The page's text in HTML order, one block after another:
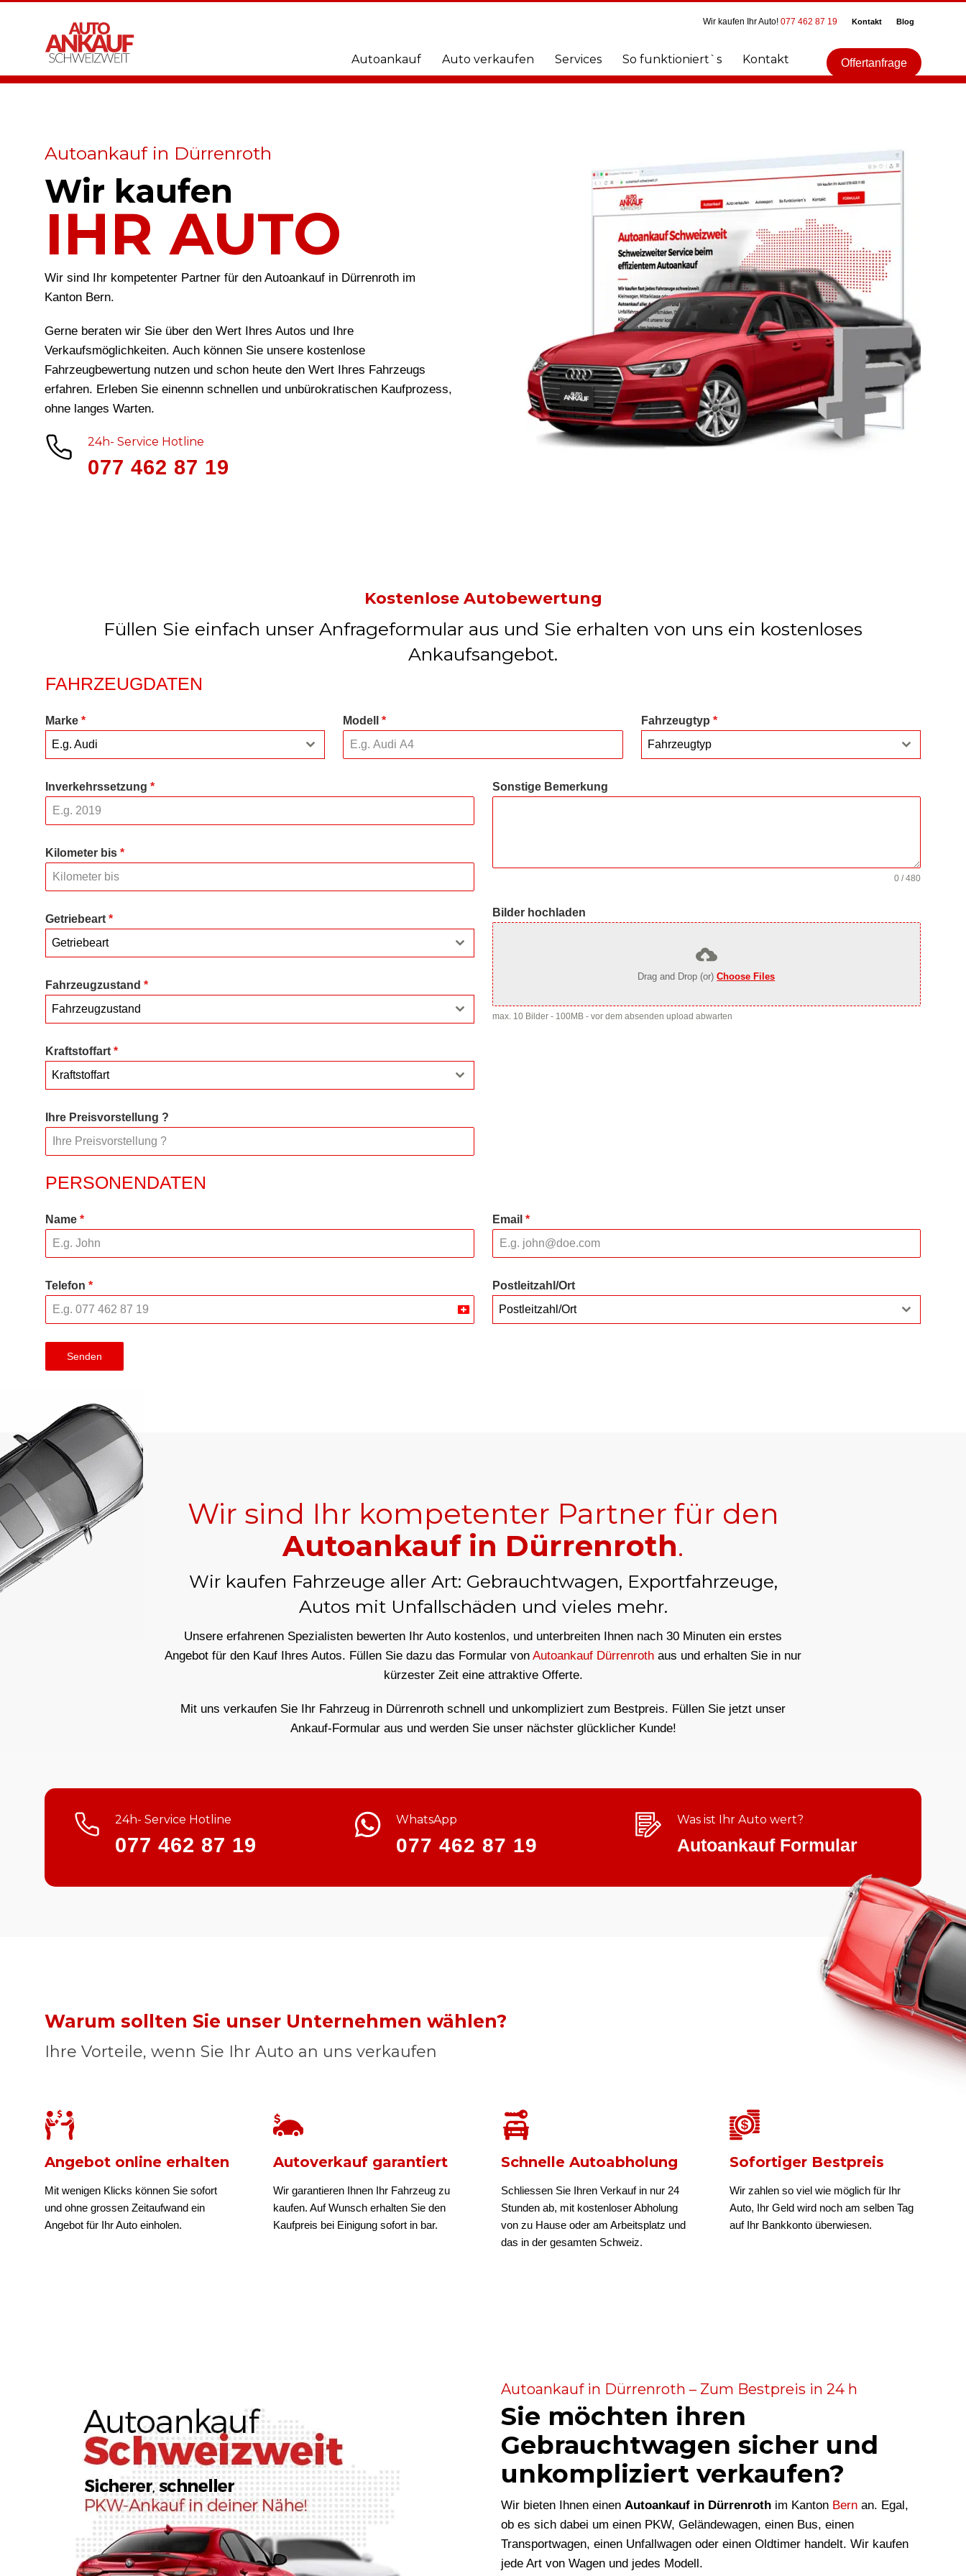
Wir kaufen Ihr Auto! 077 462 87 19 Kontakt Blog
Autoankauf Auto verkaufen Services So funktioniert`s Kontakt Offertanfrage
Autoankauf in Dürrenroth
Wir kaufen
IHR AUTO
Wir sind Ihr kompetenter Partner für den Autoankauf in Dürrenroth im
Kanton Bern.
Gerne beraten wir Sie über den Wert Ihres Autos und Ihre
Verkaufsmöglichkeiten. Auch können Sie unsere kostenlose
Fahrzeugbewertung nutzen und schon heute den Wert Ihres Fahrzeugs
erfahren. Erleben Sie einennn schnellen und unbürokratischen Kaufprozess,
ohne langes Warten.
24h- Service Hotline
077 462 87 19
Kostenlose Autobewertung
Füllen Sie einfach unser Anfrageformular aus und Sie erhalten von uns ein kostenloses
Ankaufsangebot.
FAHRZEUGDATEN
Marke *
E.g. Audi
Modell* Fahrzeugtyp *
Fahrzeugtyp
Inverkehrssetzung *
Kilometer bis *
Getriebeart *
Getriebeart
Fahrzeugzustand *
Fahrzeugzustand
Kraftstoffart *
Kraftstoffart
Ihre Preisvorstellung ?
Sonstige Bemerkung
0 / 480
Bilder hochladen
Drag and Drop (or)Choose Files
max. 10 Bilder - 100MB - vor dem absenden upload abwarten
PERSONENDATEN
Name * Email *
Telefon *
Switzerland
Postleitzahl/Ort
Postleitzahl/Ort
Senden
Wir sind Ihr kompetenter Partner für den
Autoankauf in Dürrenroth.
Wir kaufen Fahrzeuge aller Art: Gebrauchtwagen, Exportfahrzeuge,
Autos mit Unfallschäden und vieles mehr.
Unsere erfahrenen Spezialisten bewerten Ihr Auto kostenlos, und unterbreiten Ihnen nach 30 Minuten ein erstes
Angebot für den Kauf Ihres Autos. Füllen Sie dazu das Formular von Autoankauf Dürrenroth aus und erhalten Sie in nur
kürzester Zeit eine attraktive Offerte.
Mit uns verkaufen Sie Ihr Fahrzeug in Dürrenroth schnell und unkompliziert zum Bestpreis. Füllen Sie jetzt unser
Ankauf-Formular aus und werden Sie unser nächster glücklicher Kunde!
24h- Service Hotline
077 462 87 19
WhatsApp
077 462 87 19
Was ist Ihr Auto wert?
Autoankauf Formular
Warum sollten Sie unser Unternehmen wählen?
Ihre Vorteile, wenn Sie Ihr Auto an uns verkaufen
Angebot online erhalten
Mit wenigen Klicks können Sie sofort
und ohne grossen Zeitaufwand ein
Angebot für Ihr Auto einholen.
Autoverkauf garantiert
Wir garantieren Ihnen Ihr Fahrzeug zu
kaufen. Auf Wunsch erhalten Sie den
Kaufpreis bei Einigung sofort in bar.
Schnelle Autoabholung
Schliessen Sie Ihren Verkauf in nur 24
Stunden ab, mit kostenloser Abholung
von zu Hause oder am Arbeitsplatz und
das in der gesamten Schweiz.
Sofortiger Bestpreis
Wir zahlen so viel wie möglich für Ihr
Auto, Ihr Geld wird noch am selben Tag
auf Ihr Bankkonto überwiesen.
Autoankauf in Dürrenroth – Zum Bestpreis in 24 h
Sie möchten ihren
Gebrauchtwagen sicher und
unkompliziert verkaufen?
Wir bieten Ihnen einen Autoankauf in Dürrenroth im Kanton Bern an. Egal,
ob es sich dabei um einen PKW, Geländewagen, einen Bus, einen
Transportwagen, einen Unfallwagen oder einen Oldtimer handelt. Wir kaufen
jede Art von Wagen und jedes Modell.